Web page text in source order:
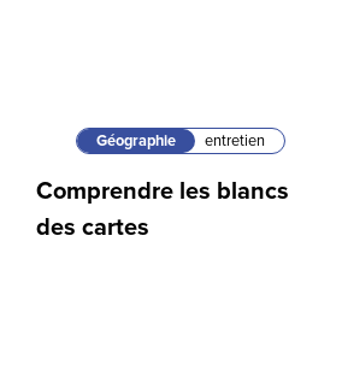
Géographie entretien
Comprendre les blancs
des cartes